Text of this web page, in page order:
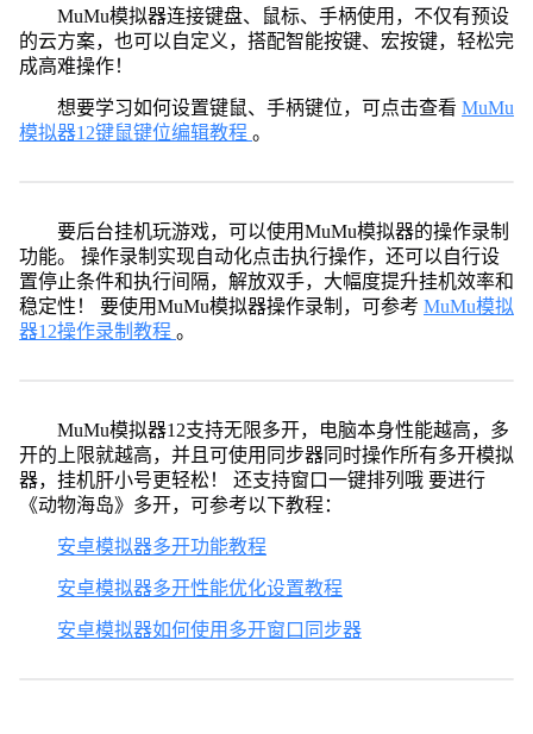
MuMu模拟器连接键盘、鼠标、手柄使用，不仅有预设
的云方案，也可以自定义，搭配智能按键、宏按键，轻松完
成高难操作！
想要学习如何设置键鼠、手柄键位，可点击查看 MuMu
模拟器12键鼠键位编辑教程 。
要后台挂机玩游戏，可以使用MuMu模拟器的操作录制
功能。 操作录制实现自动化点击执行操作，还可以自行设
置停止条件和执行间隔，解放双手，大幅度提升挂机效率和
稳定性！ 要使用MuMu模拟器操作录制，可参考 MuMu模拟
器12操作录制教程 。
MuMu模拟器12支持无限多开，电脑本身性能越高，多
开的上限就越高，并且可使用同步器同时操作所有多开模拟
器，挂机肝小号更轻松！ 还支持窗口一键排列哦 要进行
《动物海岛》多开，可参考以下教程：
安卓模拟器多开功能教程
安卓模拟器多开性能优化设置教程
安卓模拟器如何使用多开窗口同步器